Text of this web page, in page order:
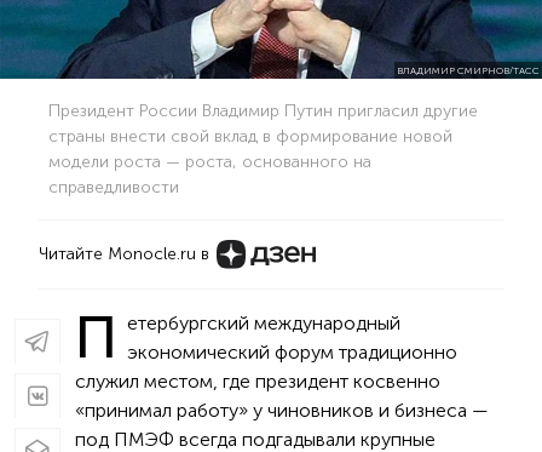
ВЛАДИМИР СМИРНОВ/ТАСС
Президент России Владимир Путин пригласил другие
страны внести свой вклад в формирование новой
модели роста — роста, основанного на
справедливости
Читайте Monocle.ru в
П
етербургский международный
экономический форум традиционно
служил местом, где президент косвенно
«принимал работу» у чиновников и бизнеса —
под ПМЭФ всегда подгадывали крупные